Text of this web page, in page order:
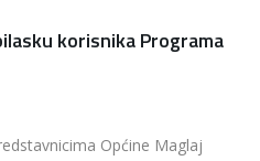
korisnika Programa
Općine Maglaj